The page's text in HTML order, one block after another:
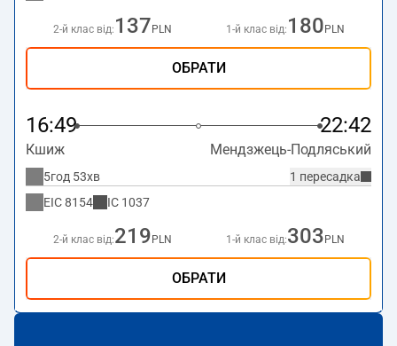
2-й клас від: 137 PLN 1-й клас від: 180 PLN
ОБРАТИ
16:49 22:42
Кшиж Мендзжець-Подляський
1 пересадка
5год 53хв
EIC8154 IC 1037
2-й клас від:219 PLN 1-й клас від:303 PLN
ОБРАТИ